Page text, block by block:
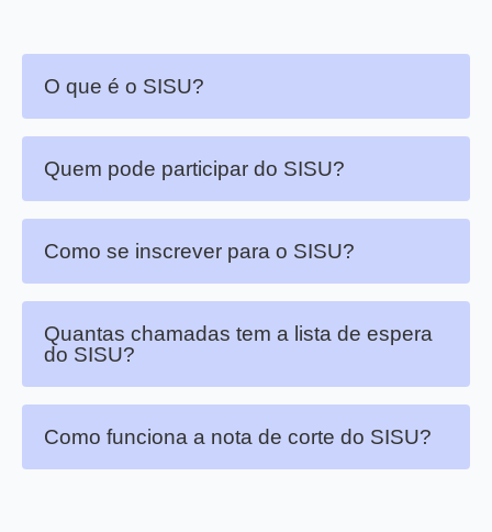
O que é o SISU?
Quem pode participar do SISU?
Como se inscrever para o SISU?
Quantas chamadas tem a lista de espera
do SISU?
Como funciona a nota de corte do SISU?